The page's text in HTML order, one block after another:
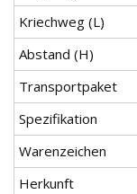
Kriechweg (L)
Abstand (H)
Transportpaket
Spezifikation
Warenzeichen
Herkunft